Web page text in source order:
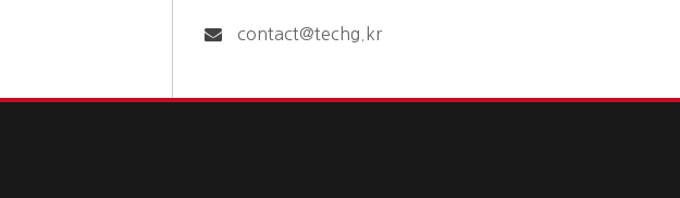
contact@techg.kr